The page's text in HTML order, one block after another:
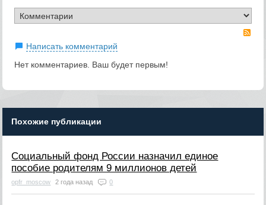
Написать комментарий
Нет комментариев. Ваш будет первым!
Похожие публикации
Социальный фонд России назначил единое
пособие родителям 9 миллионов детей
opfr_moscow 2 года назад 0